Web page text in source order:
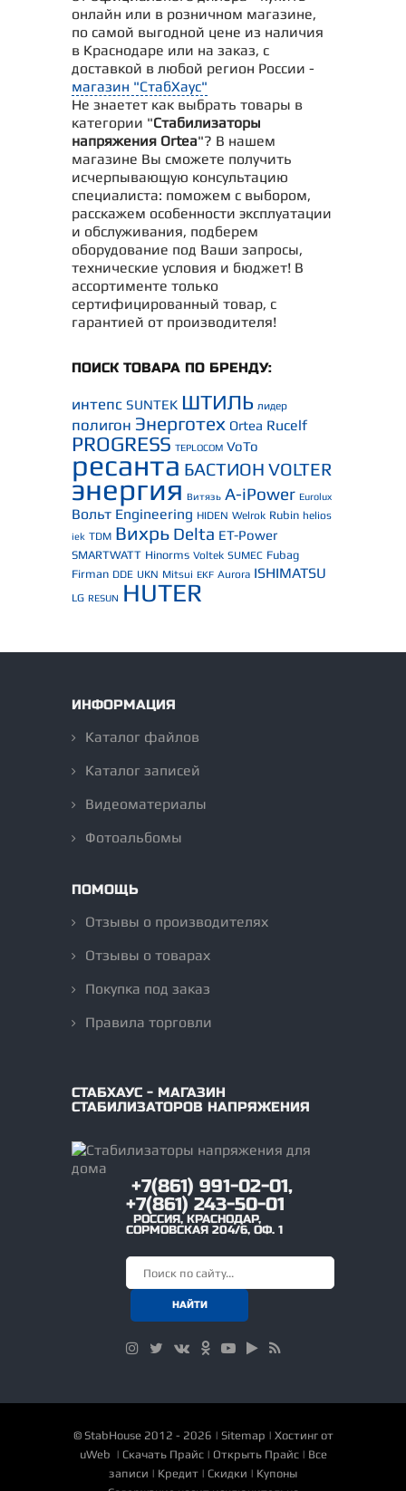
онлайн или в розничном магазине,
по самой выгодной цене из наличия
в Краснодаре или на заказ, с
доставкой в любой регион России -
магазин "СтабХаус"
Не знаетет как выбрать товары в
категории "Стабилизаторы
напряжения Ortea"? В нашем
магазине Вы сможете получить
исчерпывающую консультацию
специалиста: поможем с выбором,
расскажем особенности эксплуатации
и обслуживания, подберем
оборудование под Ваши запросы,
технические условия и бюджет! В
ассортименте только
сертифицированный товар, с
гарантией от производителя!
ПОИСК ТОВАРА ПО БРЕНДУ:
интепс SUNTEK ШТИЛЬ лидер
полигон Энерготех Ortea Rucelf
PROGRESS TEPLOCOM VoTo
ресанта БАСТИОН VOLTER
энергия Витязь A-iPower Eurolux
Вольт Engineering HIDEN Welrok Rubin helios
iek TDM Вихрь Delta ET-Power
SMARTWATT Hinorms Voltek SUMEC Fubag
Firman DDE UKN Mitsui EKF Aurora ISHIMATSU
LG RESUN HUTER
ИНФОРМАЦИЯ
Каталог файлов
Каталог записей
Видеоматериалы
Фотоальбомы
ПОМОЩЬ
Отзывы о производителях
Отзывы о товарах
Покупка под заказ
Правила торговли
СТАБХАУС - МАГАЗИН
СТАБИЛИЗАТОРОВ НАПРЯЖЕНИЯ
+7(861) 991-02-01,
+7(861) 243-50-01
РОССИЯ,КРАСНОДАР,
СОРМОВСКАЯ 204/6, ОФ. 1
© StabHouse2012 - 2026 | Sitemap | Хостинг от
uWeb | Скачать Прайс| Открыть Прайс| Все
записи | Кредит | Скидки | Купоны